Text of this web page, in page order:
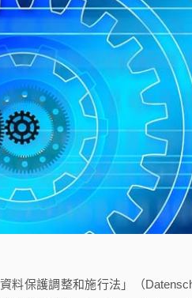
保護調整和施行法」（